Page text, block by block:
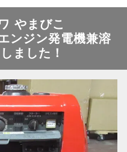
やまびこ
ンジン発電機兼溶
ました！